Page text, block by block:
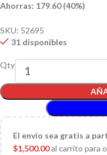
Ahorras: 179.60 (40%)
SKU: 52695
31 disponibles
Qty
El envío sea gratis a
$1,500.00al carrito para